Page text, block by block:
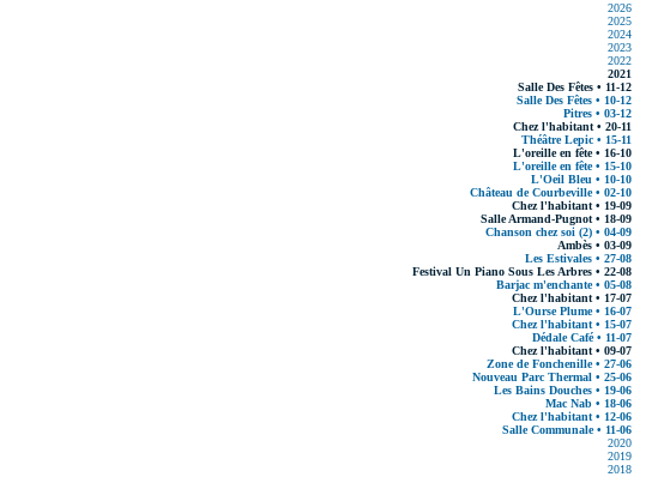
2026
2025
2024
2023
2022
2021
Salle Des Fêtes • 11-12
Salle Des Fêtes • 10-12
Pitres • 03-12
Chez l'habitant • 20-11
Théâtre Lepic • 15-11
L'oreille en fête • 16-10
L'oreille en fête • 15-10
L'Oeil Bleu • 10-10
Château de Courbeville • 02-10
Chez l'habitant • 19-09
Salle Armand-Pugnot • 18-09
Chanson chez soi (2) • 04-09
Ambès • 03-09
Les Estivales • 27-08
Festival Un Piano Sous Les Arbres • 22-08
Barjac m'enchante • 05-08
Chez l'habitant • 17-07
L'Ourse Plume • 16-07
Chez l'habitant • 15-07
Dédale Café • 11-07
Chez l'habitant • 09-07
Zone de Fonchenille • 27-06
Nouveau Parc Thermal • 25-06
Les Bains Douches • 19-06
Mac Nab • 18-06
Chez l'habitant • 12-06
Salle Communale • 11-06
2020
2019
2018